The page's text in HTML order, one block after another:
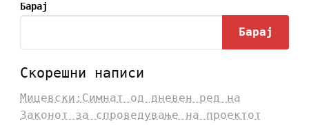
Барај
Барај
Скорешни написи
Мицевски:Симнат од дневен ред на
Законот за спроведување на проектот